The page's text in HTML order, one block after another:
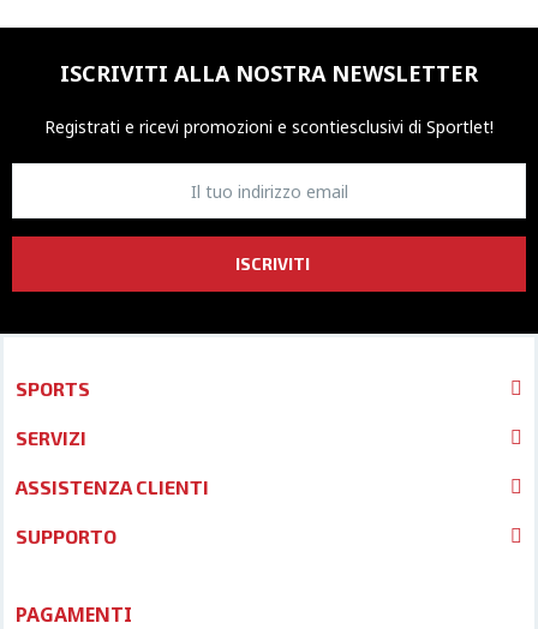
ISCRIVITI ALLA NOSTRA NEWSLETTER
Registrati e ricevi promozioni e scontiesclusivi di Sportlet!
ISCRIVITI
SPORTS
SERVIZI
ASSISTENZA CLIENTI
SUPPORTO
PAGAMENTI